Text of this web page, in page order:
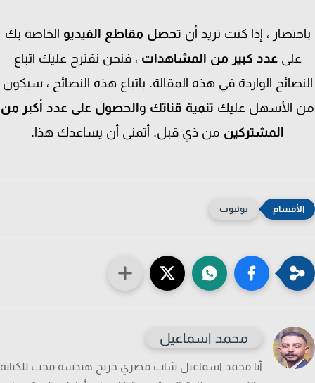
، إذا كنت تريد أنتحصل مقاطع الفيديوالخاصة بك
علىعدد كبير من المشاهدات، فنحن نقترح عليك اتباع
الواردة في هذه المقالة. باتباع هذه النصائح ، سيكون
الأسهل عليكتنمية قناتكوالحصول على عدد أكبر من
المشتركينمن ذي قبل. أتمنى أن يساعدك هذا.
يوتيوب
محمد اسماعيل
أنا محمد اسماعيل شاب مصري خريج هندسة محب للكتابة